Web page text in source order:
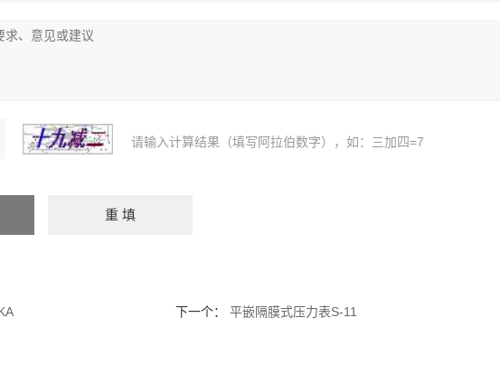
请输入计算结果（填写阿拉伯数字），如：三加四=7
下一个： 平嵌隔膜式压力表S-11